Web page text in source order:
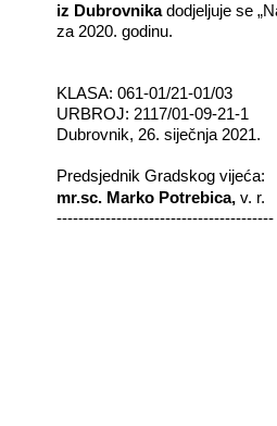
iz Dubrovnikadodjeljuje se
za 2020. godinu.
KLASA: 061-01/21-01/03
URBROJ: 2117/01-09-21-1
Dubrovnik, 26. siječnja 2021.
Predsjednik Gradskog vijeća:
mr.sc. Marko Potrebica, v. r.
----------------------------------------